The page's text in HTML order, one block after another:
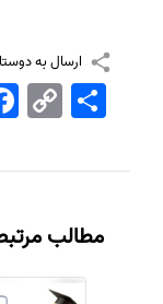
ارسال به
Copy
Link
اشتراک
مطالب